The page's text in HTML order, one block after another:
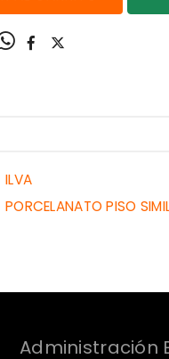
ILVA
PORCELANATO PISO
Administración